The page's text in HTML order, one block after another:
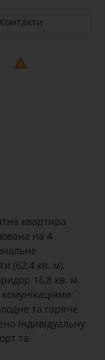
Контакти
квартира
на 4
(62,4 кв. м),
16,8 кв. м.
та гаряче
індивідуальну
та